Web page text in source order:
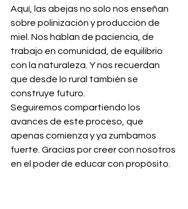
Aquí, las abejas no solo nos enseñan
sobre polinización y producción de
miel. Nos hablan de paciencia, de
trabajo en comunidad, de equilibrio
con la naturaleza. Y nos recuerdan
que desde lo rural también se
construye futuro.
Seguiremos compartiendo los
avances de este proceso, que
apenas comienza y ya zumbamos
fuerte. Gracias por creer con nosotros
en el poder de educar con propósito.